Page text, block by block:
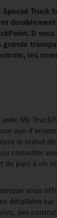
Truck
Il
les
My
vue
le statut
consulter
parc à un
vous
détaillées
des